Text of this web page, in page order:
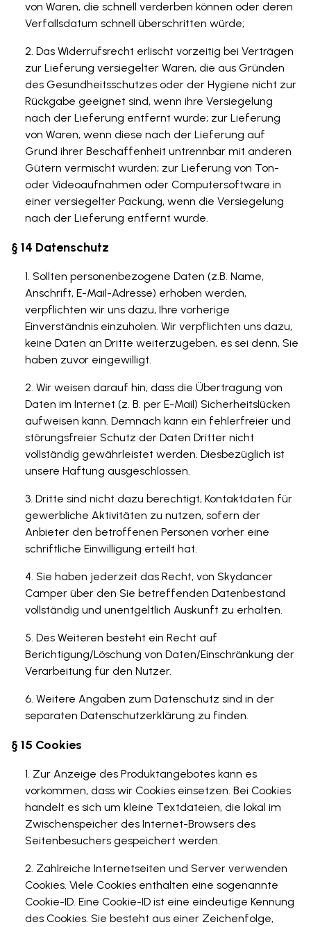
von Waren, die schnell verderben können oder deren
Verfallsdatum schnell überschritten würde;
Das Widerrufsrecht erlischt vorzeitig bei Verträgen
zur Lieferung versiegelter Waren, die aus Gründen
des Gesundheitsschutzes oder der Hygiene nicht zur
Rückgabe geeignet sind, wenn ihre Versiegelung
nach der Lieferung entfernt wurde; zur Lieferung
von Waren, wenn diese nach der Lieferung auf
Grund ihrer Beschaffenheit untrennbar mit anderen
Gütern vermischt wurden; zur Lieferung von Ton-
oder Videoaufnahmen oder Computersoftware in
einer versiegelter Packung, wenn die Versiegelung
nach der Lieferung entfernt wurde.
§ 14 Datenschutz
Sollten personenbezogene Daten (z.B. Name,
Anschrift, E-Mail-Adresse) erhoben werden,
verpflichten wir uns dazu, Ihre vorherige
Einverständnis einzuholen. Wir verpflichten uns dazu,
keine Daten an Dritte weiterzugeben, es sei denn, Sie
haben zuvor eingewilligt.
Wir weisen darauf hin, dass die Übertragung von
Daten im Internet (z. B. per E-Mail) Sicherheitslücken
aufweisen kann. Demnach kann ein fehlerfreier und
störungsfreier Schutz der Daten Dritter nicht
vollständig gewährleistet werden. Diesbezüglich ist
unsere Haftung ausgeschlossen.
Dritte sind nicht dazu berechtigt, Kontaktdaten für
gewerbliche Aktivitäten zu nutzen, sofern der
Anbieter den betroffenen Personen vorher eine
schriftliche Einwilligung erteilt hat.
Sie haben jederzeit das Recht, von Skydancer
Camper über den Sie betreffenden Datenbestand
vollständig und unentgeltlich Auskunft zu erhalten.
Des Weiteren besteht ein Recht auf
Berichtigung/Löschung von Daten/Einschränkung der
Verarbeitung für den Nutzer.
Weitere Angaben zum Datenschutz sind in der
separaten Datenschutzerklärung zu finden.
§ 15 Cookies
Zur Anzeige des Produktangebotes kann es
vorkommen, dass wir Cookies einsetzen. Bei Cookies
handelt es sich um kleine Textdateien, die lokal im
Zwischenspeicher des Internet-Browsers des
Seitenbesuchers gespeichert werden.
Zahlreiche Internetseiten und Server verwenden
Cookies. Viele Cookies enthalten eine sogenannte
Cookie-ID. Eine Cookie-ID ist eine eindeutige Kennung
des Cookies. Sie besteht aus einer Zeichenfolge,